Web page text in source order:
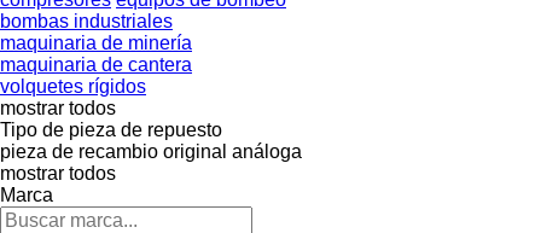
bombas industriales
maquinaria de minería
maquinaria de cantera
volquetes rígidos
mostrar todos
Tipo de pieza de repuesto
pieza de recambio original análoga
mostrar todos
Marca